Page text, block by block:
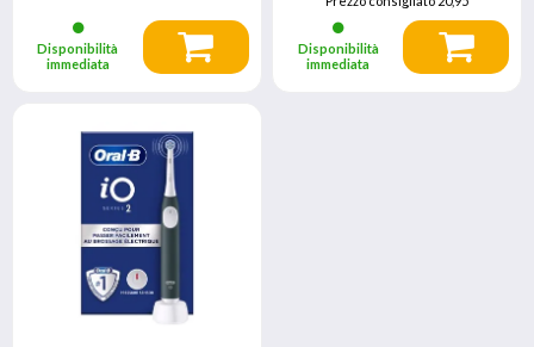
Disponibilità
immediata
Disponibilità
immediata